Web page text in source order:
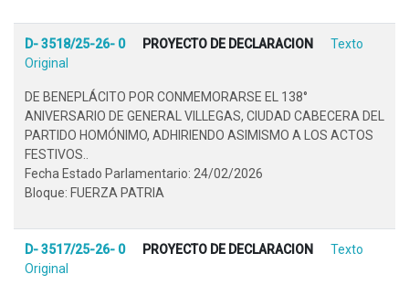
D- 3518/25-26- 0 PROYECTO DE DECLARACION
Texto
Original
DE BENEPLÁCITO POR CONMEMORARSE EL 138°
ANIVERSARIO DE GENERAL VILLEGAS, CIUDAD CABECERA DEL
PARTIDO HOMÓNIMO, ADHIRIENDO ASIMISMO A LOS ACTOS
FESTIVOS..
Fecha Estado Parlamentario: 24/02/2026
Bloque: FUERZA PATRIA
D- 3517/25-26- 0 PROYECTO DE DECLARACION
Texto
Original